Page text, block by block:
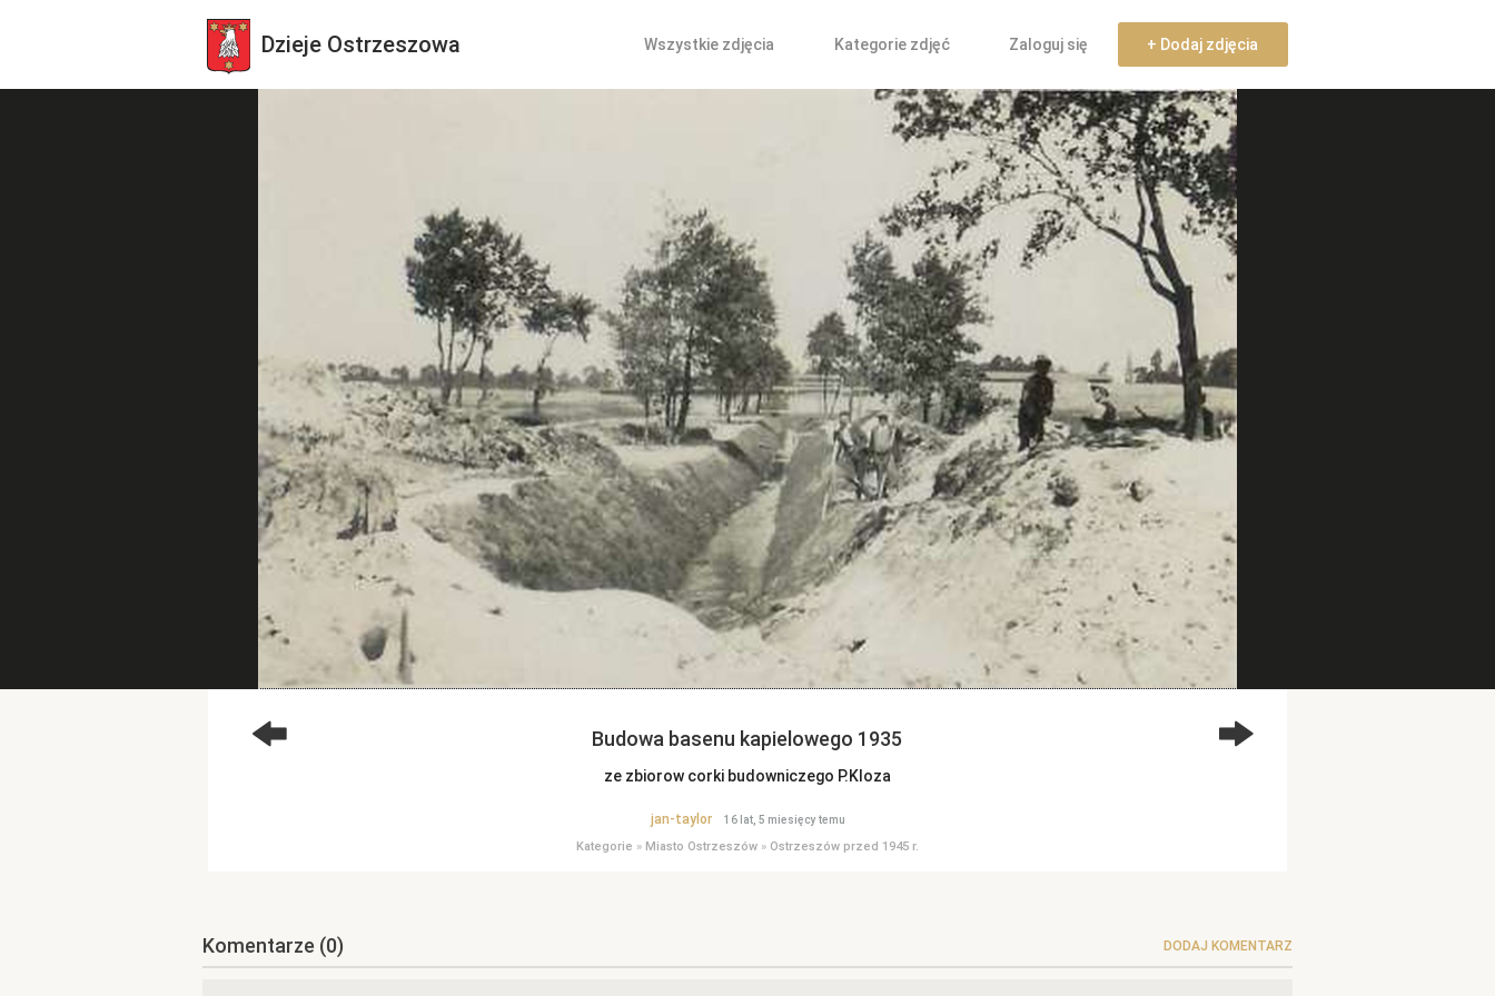
Dzieje Ostrzeszowa Wszystkie zdjęcia Kategorie zdjęć Zaloguj się + Dodaj zdjęcia
Budowa basenu kapielowego 1935
ze zbiorow corki budowniczego P.Kloza
jan-taylor 16 lat, 5 miesięcy temu
Kategorie » Miasto Ostrzeszów » Ostrzeszów przed 1945 r.
Komentarze (0) DODAJ KOMENTARZ